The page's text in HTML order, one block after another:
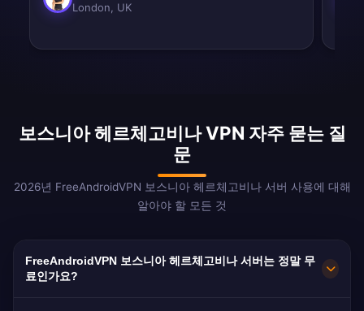
London, UK
보스니아 헤르체고비나 VPN 자주 묻는 질
문
2026년 FreeAndroidVPN 보스니아 헤르체고비나 서버 사용에 대해
알아야 할 모든 것
FreeAndroidVPN 보스니아 헤르체고비나 서버는 정말 무
료인가요?